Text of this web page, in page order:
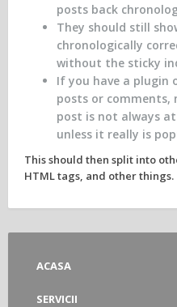
posts back
They should still
chronologically
without the sticky
If you have a
posts or comments,
post is not always
unless it really is
This should then split into
HTML tags, and other things.
ACASA
SERVICII